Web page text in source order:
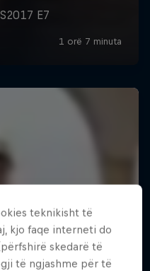
teknikisht të
kjo faqe interneti do
skedarë të
të ngjashme për të